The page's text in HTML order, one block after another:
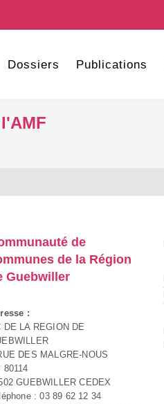
Dossiers Publications
de
de la Région
Guebwiller
:
DE LA REGION DE
DES MALGRE-NOUS
80114
GUEBWILLER CEDEX
: 03 89 62 12 34